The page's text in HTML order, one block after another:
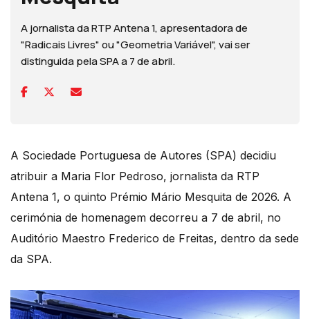
A jornalista da RTP Antena 1, apresentadora de
"Radicais Livres" ou "Geometria Variável", vai ser
distinguida pela SPA a 7 de abril.
A Sociedade Portuguesa de Autores (SPA) decidiu
atribuir a Maria Flor Pedroso, jornalista da RTP
Antena 1, o quinto Prémio Mário Mesquita de 2026. A
cerimónia de homenagem decorreu a 7 de abril, no
Auditório Maestro Frederico de Freitas, dentro da sede
da SPA.